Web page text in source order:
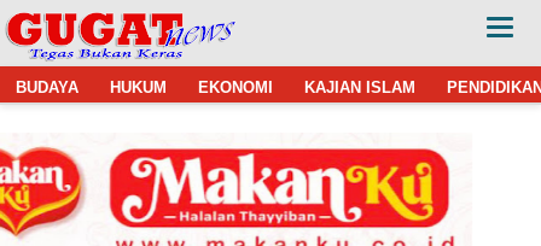
BUDAYA HUKUM EKONOMI KAJIAN ISLAM